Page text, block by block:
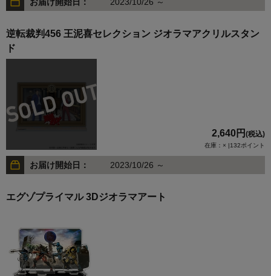
お届け開始日： 2023/10/26 ～
逆転裁判456 王泥喜セレクション ジオラマアクリルスタン
ド
2,640円 (税込)
在庫：× |132ポイント
お届け開始日： 2023/10/26 ～
エグゾプライマル 3Dジオラマアート